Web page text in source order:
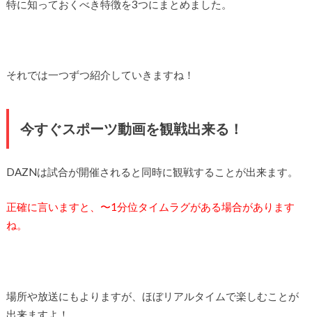
特に知っておくべき特徴を3つにまとめました。
それでは一つずつ紹介していきますね！
今すぐスポーツ動画を観戦出来る！
DAZNは試合が開催されると同時に観戦することが出来ます。
正確に言いますと、〜1分位タイムラグがある場合があります
ね。
場所や放送にもよりますが、ほぼリアルタイムで楽しむことが
出来ますよ！